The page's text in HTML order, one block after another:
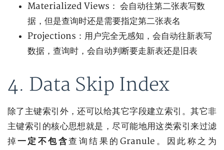
Materialized Views： 会自动往第二张表写数
据，但是查询时还是需要指定第二张表名
Projections：用户完全无感知，会自动往新表写
数据，查询时，会自动判断要走新表还是旧表
4. Data Skip Index
除了主键索引外，还可以给其它字段建立索引。其它非
主键索引的核心思想就是，尽可能地用这类索引来过滤
掉一定不包含查询结果的Granule。因此称之为